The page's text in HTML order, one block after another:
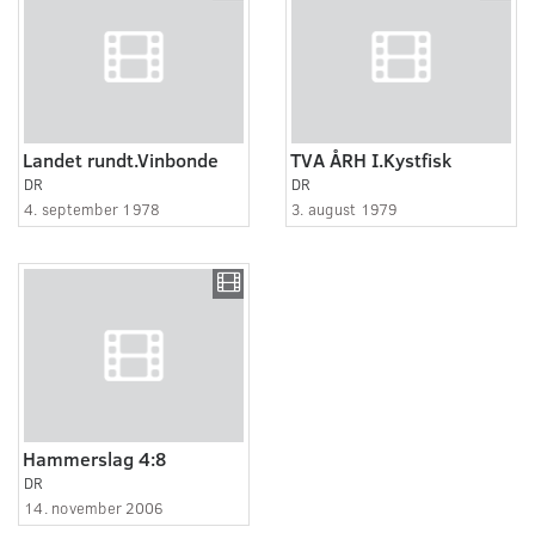
Landet rundt.Vinbonde
DR
4. september 1978
TVA ÅRH I.Kystfisk
DR
3. august 1979
Hammerslag 4:8
DR
14. november 2006